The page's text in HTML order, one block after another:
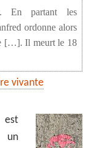
En partant les
ordonne alors
[…]. Il meurt le 18
vivante